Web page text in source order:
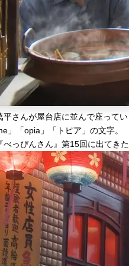
平さんが屋台店に並んで座って
」「opia」「トピア」の文字。
べっぴんさん』第15回に出てき